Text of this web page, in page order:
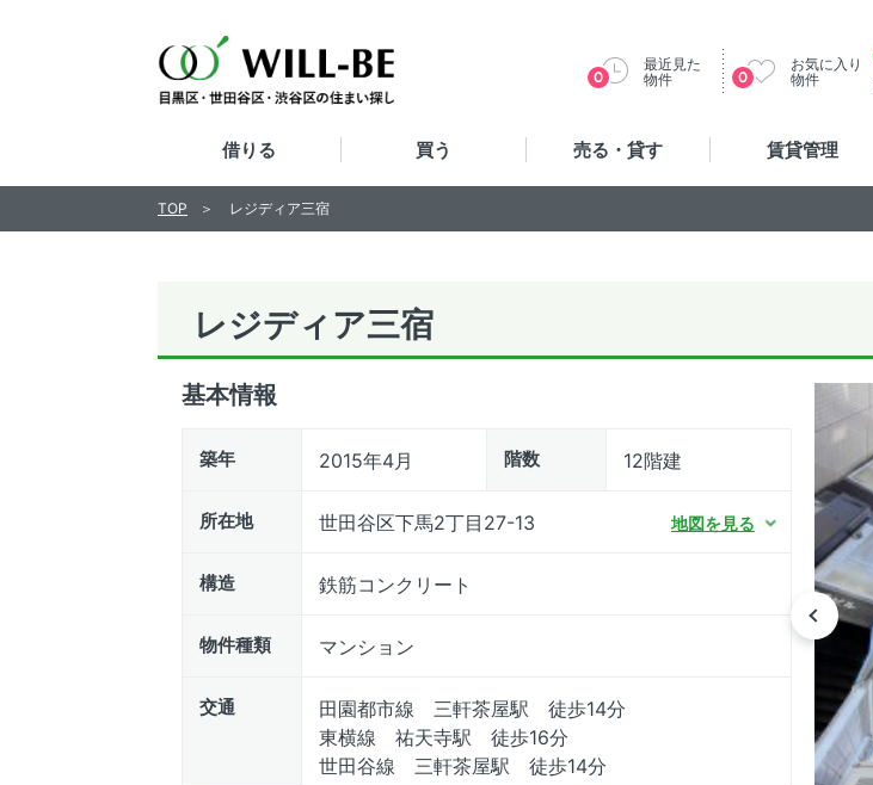
最近見た
物件
0
お気に入り
物件
0
借りる 買う 売る・貸す 賃貸管理
レジディア三宿
基本情報
築年 2015年4月 階数 12階建
所在地 世田谷区下馬2丁目27-13 地図を見る
構造 鉄筋コンクリート
物件種類 マンション
交通
田園都市線 三軒茶屋駅 徒歩14分
東横線 祐天寺駅 徒歩16分
世田谷線 三軒茶屋駅 徒歩14分
TOP レジディア三宿